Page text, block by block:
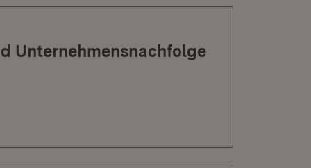
Unternehmensnachfolge